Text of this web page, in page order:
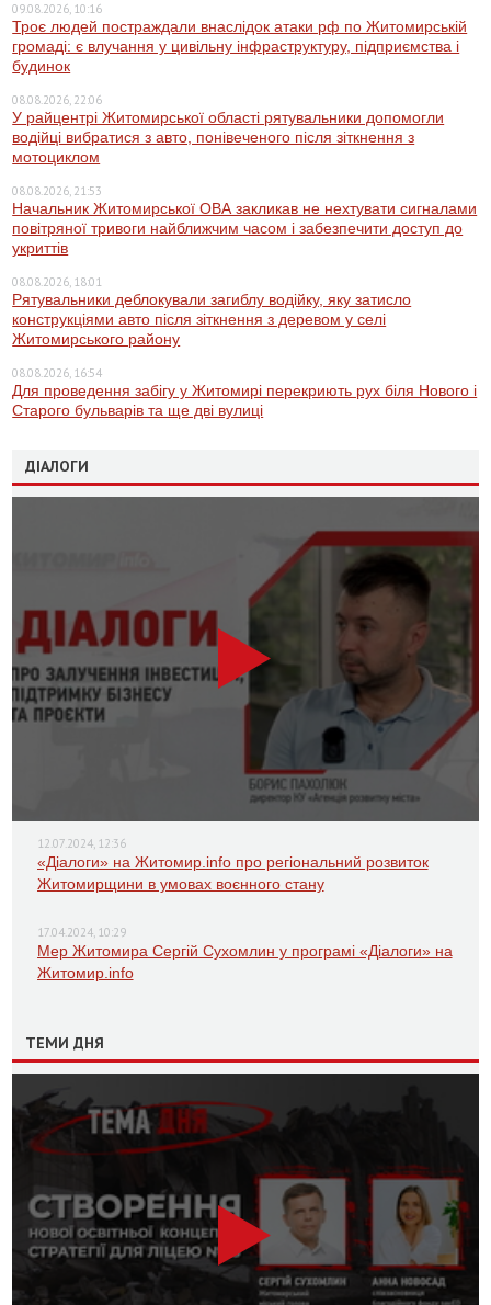
09.08.2026, 10:16
Троє людей постраждали внаслідок атаки рф по Житомирській
громаді: є влучання у цивільну інфраструктуру, підприємства і
будинок
08.08.2026, 22:06
У райцентрі Житомирської області рятувальники допомогли
водійці вибратися з авто, понівеченого після зіткнення з
мотоциклом
08.08.2026, 21:53
Начальник Житомирської ОВА закликав не нехтувати сигналами
повітряної тривоги найближчим часом і забезпечити доступ до
укриттів
08.08.2026, 18:01
Рятувальники деблокували загиблу водійку, яку затисло
конструкціями авто після зіткнення з деревом у селі
Житомирського району
08.08.2026, 16:54
Для проведення забігу у Житомирі перекриють рух біля Нового і
Старого бульварів та ще дві вулиці
ДІАЛОГИ
12.07.2024, 12:36
«Діалоги» на Житомир.info про регіональний розвиток
Житомирщини в умовах воєнного стану
17.04.2024, 10:29
Мер Житомира Сергій Сухомлин у програмі «Діалоги» на
Житомир.info
ТЕМИ ДНЯ